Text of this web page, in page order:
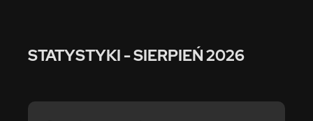
STATYSTYKI - SIERPIEŃ 2026